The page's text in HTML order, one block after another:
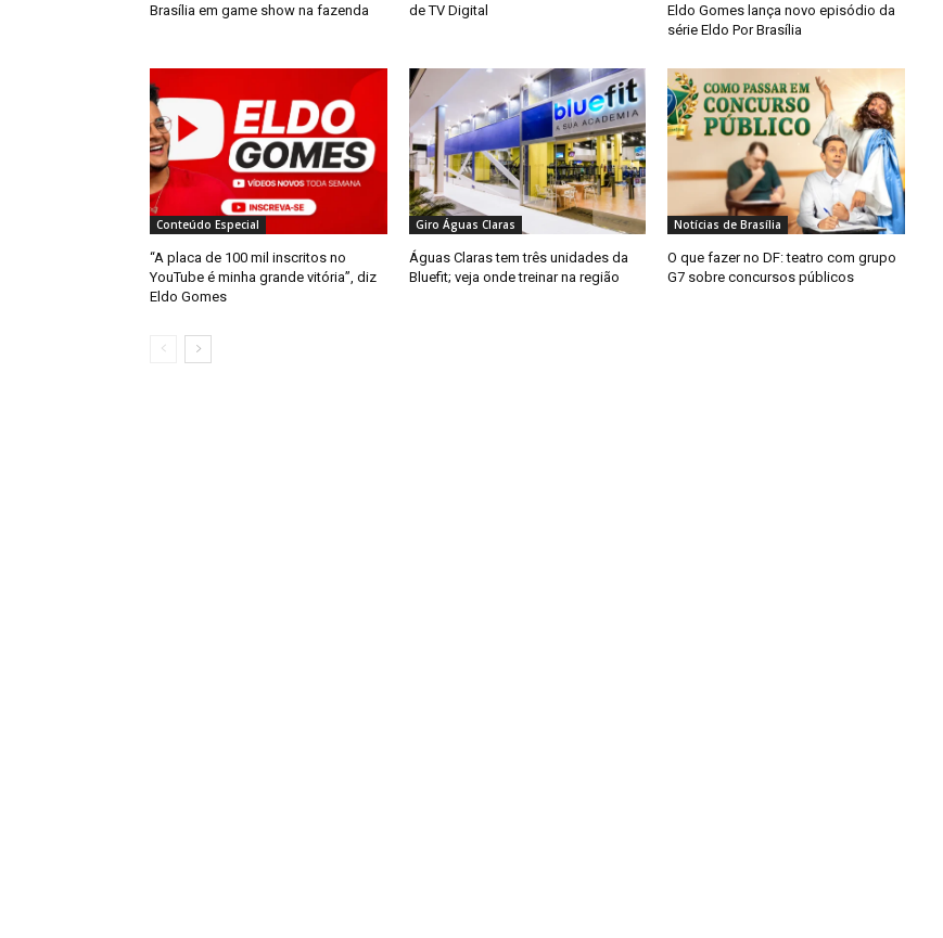
Brasília em game show na fazenda
de TV Digital
Eldo Gomes lança novo episódio da
série Eldo Por Brasília
Conteúdo Especial
“A placa de 100 mil inscritos no
YouTube é minha grande vitória”, diz
Eldo Gomes
Giro Águas Claras
Águas Claras tem três unidades da
Bluefit; veja onde treinar na região
Notícias de Brasília
O que fazer no DF: teatro com grupo
G7 sobre concursos públicos